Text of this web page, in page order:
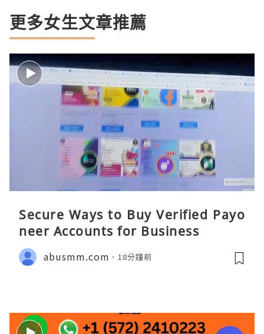
更多女生文章推薦
Secure Ways to Buy Verified Payo
neer Accounts for Business
abusmm.com 18分鐘前